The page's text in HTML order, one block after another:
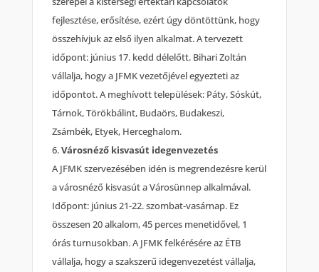
fejlesztése, erősítése, ezért úgy döntöttünk, hogy
összehívjuk az első ilyen alkalmat. A tervezett
időpont: június 17. kedd délelőtt. Bihari Zoltán
vállalja, hogy a JFMK vezetőjével egyezteti az
időpontot. A meghívott települések: Páty, Sóskút,
Tárnok, Törökbálint, Budaörs, Budakeszi,
Zsámbék, Etyek, Herceghalom.
Városnéző kisvasút idegenvezetés
A JFMK szervezésében idén is megrendezésre kerül
a városnéző kisvasút a Városünnep alkalmával.
Időpont: június 21-22. szombat-vasárnap. Ez
összesen 20 alkalom, 45 perces menetidővel, 1
órás turnusokban. A JFMK felkérésére az ÉTB
vállalja, hogy a szakszerű idegenvezetést vállalja,